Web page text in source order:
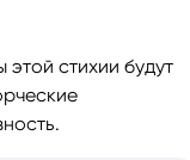
этой стихии будут